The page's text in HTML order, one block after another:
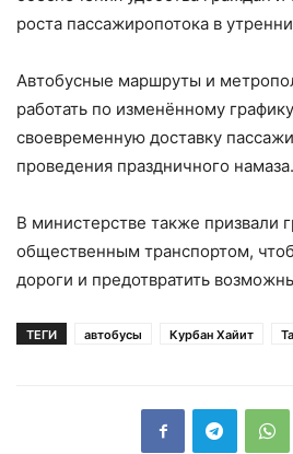
роста пассажиропотока в
Автобусные маршруты и
работать по изменённому
своевременную доставку
проведения праздничного намаза.
В министерстве также призвали
общественным транспортом,
дороги и предотвратить
ТЕГИ автобусы Курбан Хайит